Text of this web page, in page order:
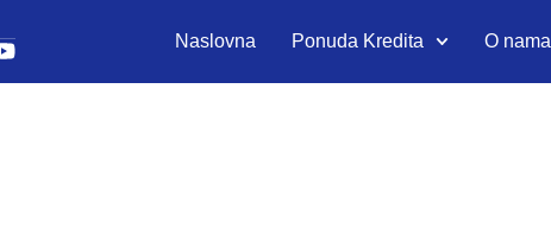
Naslovna Ponuda Kredita O nama